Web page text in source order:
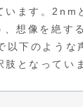
います。2nm
想像を絶す
以下のような
となってい